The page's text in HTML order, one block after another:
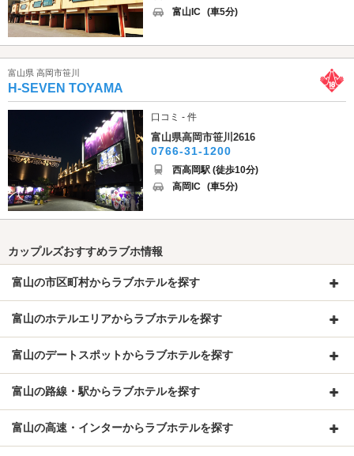
富山IC (車5分)
富山県 高岡市笹川
H-SEVEN TOYAMA
口コミ - 件
富山県高岡市笹川2616
0766-31-1200
西高岡駅 (徒歩10分)
高岡IC (車5分)
カップルズおすすめラブホ情報
富山の市区町村からラブホテルを探す
富山のホテルエリアからラブホテルを探す
富山のデートスポットからラブホテルを探す
富山の路線・駅からラブホテルを探す
富山の高速・インターからラブホテルを探す